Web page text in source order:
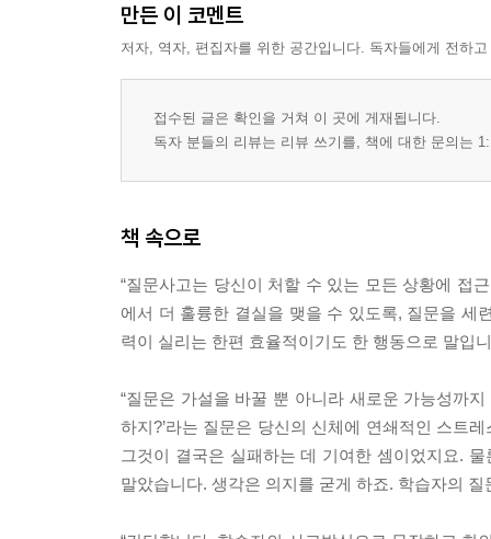
만든 이 코멘트
저자, 역자, 편집자를 위한 공간입니다. 독자들에게 전하
접수된 글은 확인을 거쳐 이 곳에 게재됩니다.
독자 분들의 리뷰는 리뷰 쓰기를, 책에 대한 문의는
책 속으로
“질문사고는 당신이 처할 수 있는 모든 상황에 접
에서 더 훌륭한 결실을 맺을 수 있도록, 질문을 세
력이 실리는 한편 효율적이기도 한 행동으로 말입
“질문은 가설을 바꿀 뿐 아니라 새로운 가능성까
하지?’라는 질문은 당신의 신체에 연쇄적인 스트
그것이 결국은 실패하는 데 기여한 셈이었지요.
말았습니다. 생각은 의지를 굳게 하죠. 학습자의